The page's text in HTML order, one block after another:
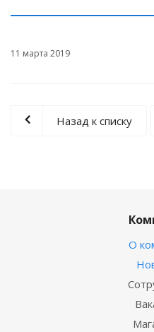
11 марта 2019
Назад к списку
О